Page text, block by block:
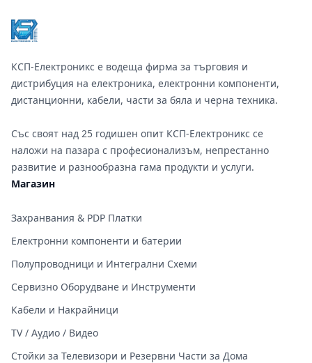
КСП-Електроникс е водеща фирма за търговия и
дистрибуция на електроника, електронни компоненти,
дистанционни, кабели, части за бяла и черна техника.
Със своят над 25 годишен опит КСП-Електроникс се
наложи на пазара с професионализъм, непрестанно
развитие и разнообразна гама продукти и услуги.
Магазин
Захранвания & PDP Платки
Електронни компоненти и батерии
Полупроводници и Интегрални Схеми
Сервизно Оборудване и Инструменти
Кабели и Накрайници
TV / Аудио / Видео
Стойки за Телевизори и Резервни Части за Дома